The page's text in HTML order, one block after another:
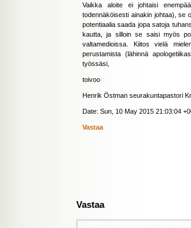
Vaikka aloite ei johtaisi
todennäköisesti ainakin johtaa), se
potentiaalia saada jopa satoja
kautta, ja silloin se saisi myös
valtamedioissa. Kiitos vielä
perustamista (lähinnä
työssäsi,
toivoo
Henrik Östman seurakuntapastori
Date: Sun, 10 May 2015 21:03:04
Vastaa
Vastaa